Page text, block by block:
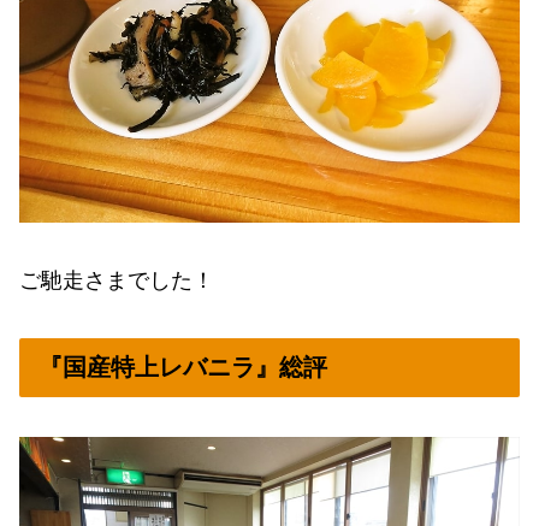
ご馳走さまでした！
『国産特上レバニラ』総評